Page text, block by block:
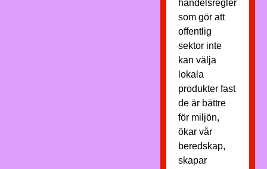
handelsregler
som gör att
offentlig
sektor inte
kan välja
lokala
produkter fast
de är bättre
för miljön,
ökar vår
beredskap,
skapar